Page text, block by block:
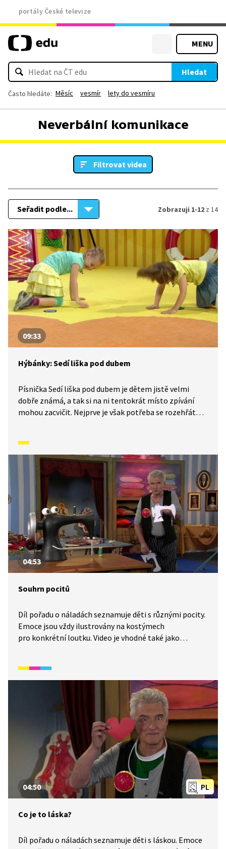
portály České televize
MENU
Hledat
Často hledáte: Měsíc vesmír lety do vesmíru
Neverbální komunikace
Filtrovat videa
Seřadit podle... Zobrazuji 1-12 z 14
09:33
Hýbánky: Sedí liška pod dubem
Písnička Sedí liška pod dubem je dětem jistě velmi
dobře známá, a tak si na ni tentokrát místo zpívání
mohou zacvičit. Nejprve je však potřeba se rozehřát
04:53
Souhrn pocitů
Díl pořadu o náladách seznamuje děti s různými pocity.
Emoce jsou vždy ilustrovány na kostýmech
pro konkrétní loutku. Video je vhodné také jako
a představování. Určeno především pro začátečníky
PL
04:50
Co je to láska?
Díl pořadu o náladách seznamuje děti s láskou. Emoce